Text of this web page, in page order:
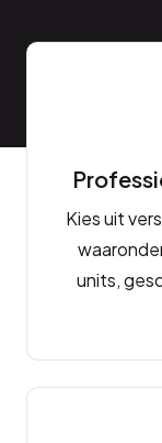
Kies uit
units,